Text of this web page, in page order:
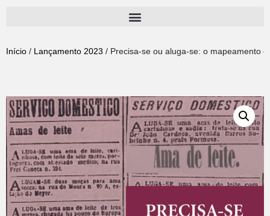
para
Início / Lançamento 2023 / Precisa-se ou aluga-se: o mapeamento